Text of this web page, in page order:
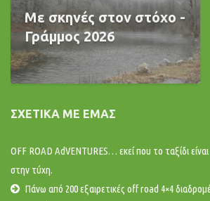
Με σκηνές στον στόχο -
Γράμμος 2026
ΣΧΕΤΙΚΆ ΜΕ ΕΜΆΣ
OFF ROAD AdVENTURES… εκεί που το ταξίδι είναι
στην τύχη.
Πάνω από 200 εξαιρετικές off road 4×4